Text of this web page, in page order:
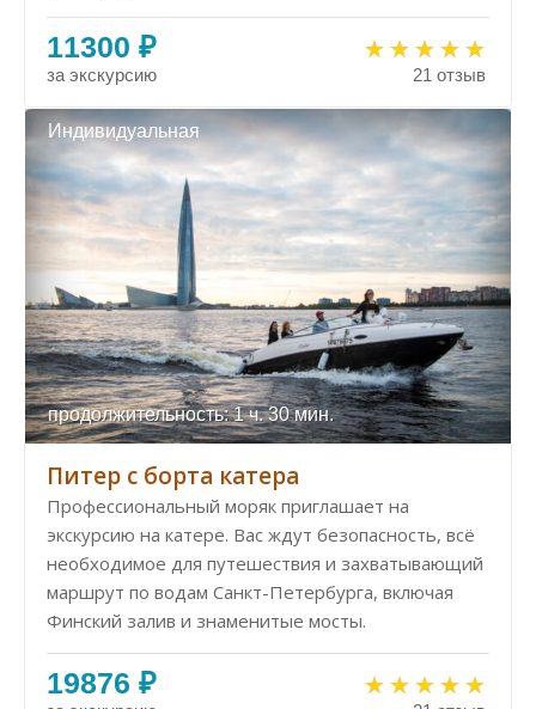
11300 ₽
за экскурсию 21 отзыв
Индивидуальная
продолжительность: 1 ч. 30 мин.
Питер с борта катера
Профессиональный моряк приглашает на
экскурсию на катере. Вас ждут безопасность, всё
необходимое для путешествия и захватывающий
маршрут по водам Санкт-Петербурга, включая
Финский залив и знаменитые мосты.
19876 ₽